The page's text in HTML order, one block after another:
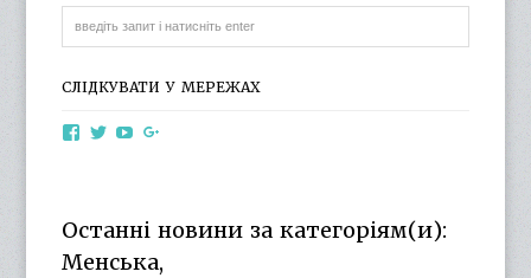
СЛІДКУВАТИ У МЕРЕЖАХ
ViewViewView
YouTube
Останні новини за категоріям(и):
Менська,